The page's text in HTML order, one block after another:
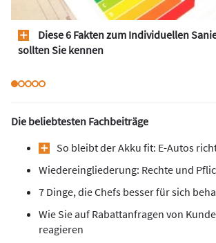
Diese 6 Fakten zum Individuellen
sollten Sie kennen
Die beliebtesten Fachbeiträge
So bleibt der Akku fit: E-Autos
Wiedereingliederung: Rechte und
7 Dinge, die Chefs besser für sich
Wie Sie auf Rabattanfragen von
reagieren